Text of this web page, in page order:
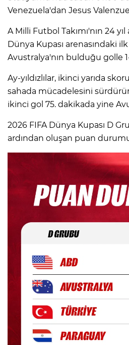
Venezuela'dan Jesus
A Milli Futbol Takımı'nın 24 yıl
Dünya Kupası arenasındaki
Avustralya'nın bulduğu golle
Ay-yıldızlılar, ikinci yarıda
sahada mücadelesini
ikinci gol 75. dakikada yine
2026 FIFA Dünya Kupası D
ardından oluşan puan